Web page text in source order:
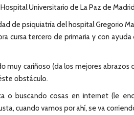
Universitario de La Paz de
de psiquiatría del hospital Gregorio
cursa tercero de primaria y con
muy cariñoso (da los mejores
obstáculo.
o buscando cosas en internet (le
cuando vamos por ahí, se va